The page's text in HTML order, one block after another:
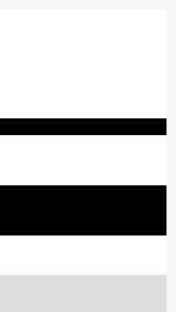
Teknologi, dan